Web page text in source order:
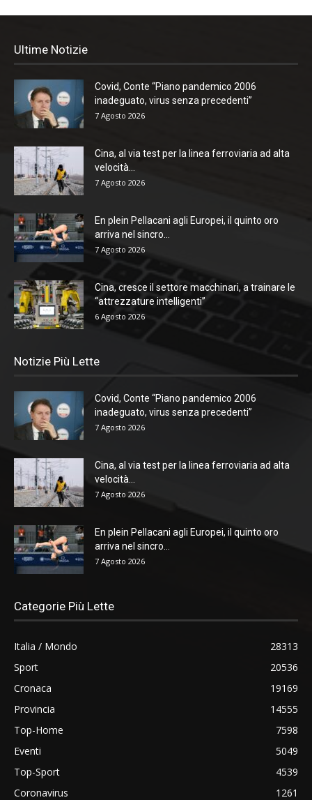
Ultime Notizie
Covid, Conte “Piano pandemico 2006
inadeguato, virus senza precedenti”
7 Agosto 2026
Cina, al via test per la linea ferroviaria ad alta
velocità...
7 Agosto 2026
En plein Pellacani agli Europei, il quinto oro
arriva nel sincro...
7 Agosto 2026
Cina, cresce il settore macchinari, a trainare le
“attrezzature intelligenti”
6 Agosto 2026
Notizie Più Lette
Covid, Conte “Piano pandemico 2006
inadeguato, virus senza precedenti”
7 Agosto 2026
Cina, al via test per la linea ferroviaria ad alta
velocità...
7 Agosto 2026
En plein Pellacani agli Europei, il quinto oro
arriva nel sincro...
7 Agosto 2026
Categorie Più Lette
Italia / Mondo
28313
Sport
20536
Cronaca
19169
Provincia
14555
Top-Home
7598
Eventi
5049
Top-Sport
4539
Coronavirus
1261